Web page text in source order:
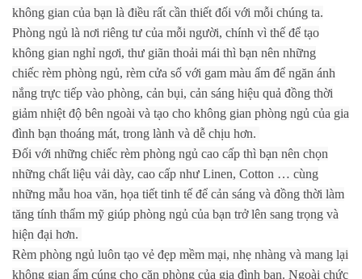
không gian của bạn là điều rất cần thiết đối với mỗi chúng ta.
Phòng ngủ là nơi riêng tư của mỗi người, chính vì thế để tạo
không gian nghỉ ngơi, thư giãn thoải mái thì bạn nên những
chiếc rèm phòng ngủ, rèm cửa sổ với gam màu ấm để ngăn ánh
nắng trực tiếp vào phòng, cản bụi, cản sáng hiệu quả đồng thời
giảm nhiệt độ bên ngoài và tạo cho không gian phòng ngủ của gia
đình bạn thoáng mát, trong lành và dễ chịu hơn.
Đối với những chiếc rèm phòng ngủ cao cấp thì bạn nên chọn
những chất liệu vải dày, cao cấp như Linen, Cotton … cùng
những mẫu hoa văn, họa tiết tinh tế để cản sáng và đồng thời làm
tăng tính thẩm mỹ giúp phòng ngủ của bạn trở lên sang trọng và
hiện đại hơn.
Rèm phòng ngủ luôn tạo vẻ đẹp mềm mại, nhẹ nhàng và mang lại
không gian ấm cúng cho căn phòng của gia đình bạn. Ngoài chức